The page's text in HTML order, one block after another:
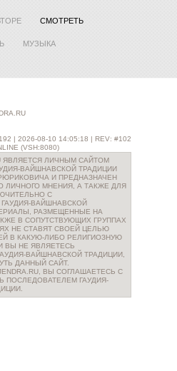
СМОТРЕТЬ
МУЗЫКА
| 2026-08-10 14:05:18 | REV: #102
(VSH:8080)
ЯВЛЯЕТСЯ ЛИЧНЫМ САЙТОМ
ВАЙШНАВСКОЙ ТРАДИЦИИ
И ПРЕДНАЗНАЧЕН
ЛИЧНОГО МНЕНИЯ, А ТАКЖЕ ДЛЯ
С
ВАЙШНАВСКОЙ
РАЗМЕЩЕННЫЕ НА
В СОПУТСТВУЮЩИХ ГРУППАХ
НЕ СТАВЯТ СВОЕЙ ЦЕЛЬЮ
В КАКУЮ-ЛИБО РЕЛИГИОЗНУЮ
ВЫ НЕ ЯВЛЯЕТЕСЬ
ВАЙШНАВСКОЙ ТРАДИЦИИ,
ДАННЫЙ САЙТ.
ВЫ СОГЛАШАЕТЕСЬ С
ПОСЛЕДОВАТЕЛЕМ ГАУДИЯ-